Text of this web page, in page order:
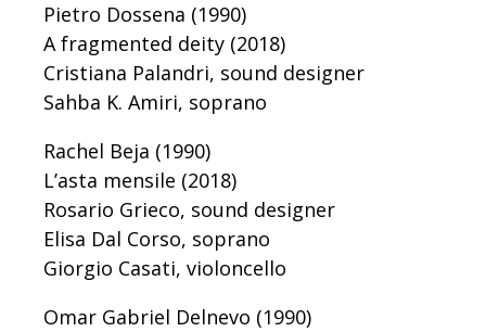
Pietro Dossena (1990)
A fragmented deity (2018)
Cristiana Palandri, sound designer
Sahba K. Amiri, soprano
Rachel Beja (1990)
L’asta mensile (2018)
Rosario Grieco, sound designer
Elisa Dal Corso, soprano
Giorgio Casati, violoncello
Omar Gabriel Delnevo (1990)